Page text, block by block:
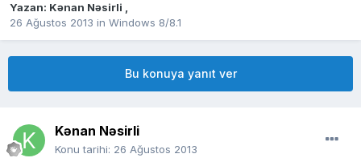
Yazan: Kənan Nəsirli ,
26 Ağustos 2013 in Windows 8/8.1
Bu konuya yanıt ver
Kənan Nəsirli
Konu tarihi: 26 Ağustos 2013